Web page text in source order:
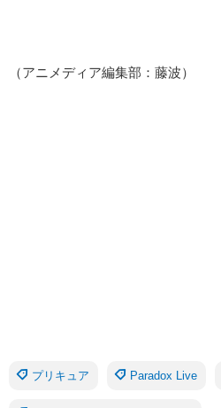
（アニメディア編集部：藤波）
プリキュア Paradox Live